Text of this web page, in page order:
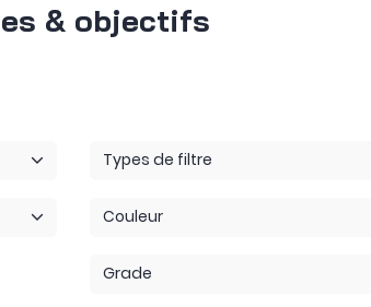
& objectifs
Types de filtre
Couleur
Grade